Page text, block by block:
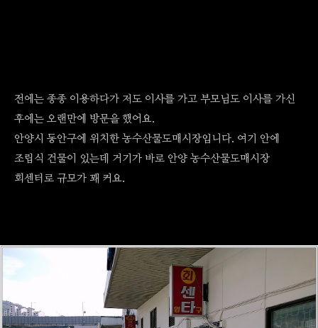
전에는 종종 이용하다가 저도 이사를 가고 부모님도 이사를 가신
후에는 오랜만에 방문을 했어요.
안양시 동안구에 위치한 농수산물도매시장입니다. 여기 안에
조립식 건물이 있는데 거기가 바로 안양 농수산물도매시장
회센터로 규모가 꽤 커요.